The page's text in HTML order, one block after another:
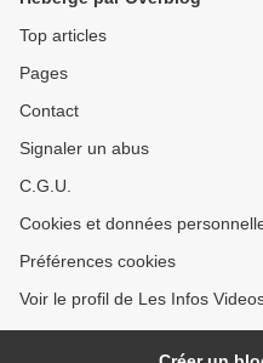
Top articles
Pages
Contact
Signaler un abus
C.G.U.
Cookies et données
Préférences cookies
Voir le profil de Les Infos